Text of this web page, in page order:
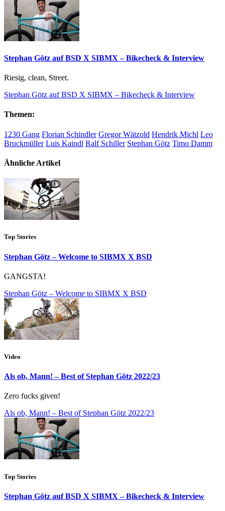
Stephan Götz auf BSD X SIBMX – Bikecheck & Interview
Riesig, clean, Street.
Stephan Götz auf BSD X SIBMX – Bikecheck & Interview
Themen:
1230 Gang Florian Schindler Gregor Wätzold Hendrik Michl Leo
Bruckmüller Luis Kaindl Ralf Schiller Stephan Götz Timo Damm
Ähnliche Artikel
Top Stories
Stephan Götz – Welcome to SIBMX X BSD
GANGSTA!
Stephan Götz – Welcome to SIBMX X BSD
Video
Als ob, Mann! – Best of Stephan Götz 2022/23
Zero fucks given!
Als ob, Mann! – Best of Stephan Götz 2022/23
Top Stories
Stephan Götz auf BSD X SIBMX – Bikecheck & Interview